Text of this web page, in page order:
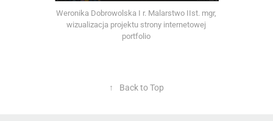
Weronika Dobrowolska I r. Malarstwo IIst. mgr,
wizualizacja projektu strony internetowej
portfolio
↑ Back to Top